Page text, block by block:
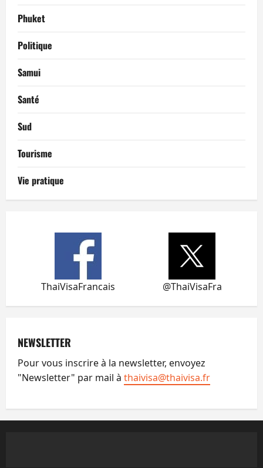
Phuket
Politique
Samui
Santé
Sud
Tourisme
Vie pratique
ThaiVisaFrancais @ThaiVisaFra
NEWSLETTER
Pour vous inscrire à la newsletter, envoyez
"Newsletter" par mail à thaivisa@thaivisa.fr